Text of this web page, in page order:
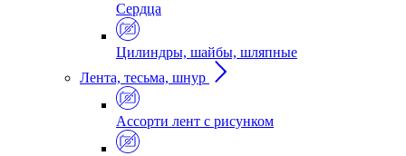
Сердца
Цилиндры, шайбы, шляпные
Лента, тесьма, шнур
Ассорти лент с рисунком